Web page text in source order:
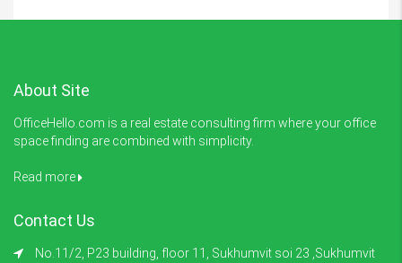
About Site
OfficeHello.com is a real estate consulting firm where your office
space finding are combined with simplicity.
Read more
Contact Us
No.11/2, P23 building, floor 11, Sukhumvit soi 23 ,Sukhumvit